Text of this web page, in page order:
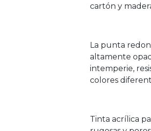
cartón y
La punta
altamente
intemperie,
colores
Tinta acrílica